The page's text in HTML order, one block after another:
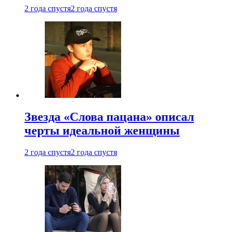
2 года спустя2 года спустя
Звезда «Слова пацана» описал
черты идеальной женщины
2 года спустя2 года спустя